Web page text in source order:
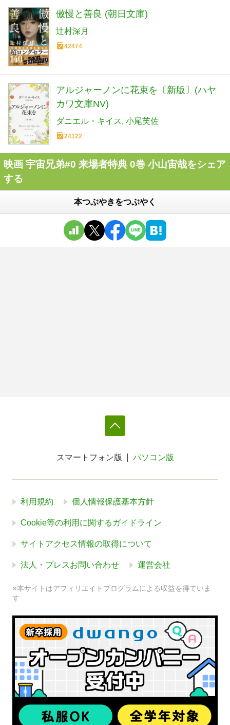
傲慢と善良 (朝日文庫)
辻村深月
42474
アルジャーノンに花束を〔新版〕(ハヤ
カワ文庫NV)
ダニエル・キイス 小尾芙佐
24122
映画 宇宙兄弟#0 来場者特典 0巻 小山宙哉をシェア
する
本つぶやきをつぶやく
スマートフォン版 パソコン版
利用規約 個人情報保護基本方針
Cookie等の利用に関するガイドライン
サイトアクセス情報の取得について
法人・プレスお問い合わせ 運営会社
※本サイトはアフィリエイトプログラムによる収益を得ていま
す